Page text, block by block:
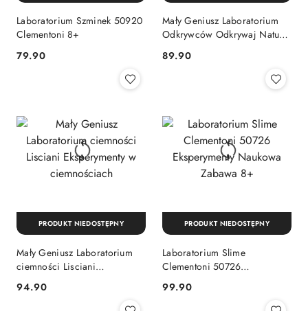
Laboratorium Szminek 50920
Clementoni 8+
Cena:
79.90
Mały Geniusz Laboratorium
Odkrywców Odkrywaj Naturę
Cena:
89.90
Mały Geniusz Laboratorium
ciemności Lisciani
Cena:
94.90
PRODUKT NIEDOSTĘPNY
Laboratorium Slime
Clementoni 50726
Zabawa 8+
Cena:
99.90
PRODUKT NIEDOSTĘPNY